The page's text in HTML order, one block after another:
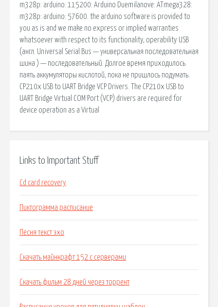
m328p: arduino: 115200: Arduino Duemilanove: ATmega328:
m328p: arduino: 57600. the arduino software is provided to
you as is and we make no express or implied warranties
whatsoever with respect to its functionality, operability USB
(англ. Universal Serial Bus — универсальная последовательная
шина ) — последовательный. Долгое время приходилось
паять аккумуляторы кислотой, пока не пришлось подумать.
CP210x USB to UART Bridge VCP Drivers. The CP210x USB to
UART Bridge Virtual COM Port (VCP) drivers are required for
device operation as a Virtual
Links to Important Stuff
Cd card recovery
Пиктограмма расписание
Песня текст эхо
Скачать майнкрафт 152 с серверами
Скачать фильм 28 дней через торрент